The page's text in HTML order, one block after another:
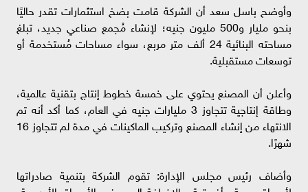
وأوضح باسل سعد أن الشركة قامت بضخ استثمارات تقدر حاليًا
بنحو مليار و500 مليون جنيه؛ لإنشاء مُجمع صناعي جديد، تبلغ
مساحته البنائية 24 ألف متر مربع، سواء مساحات مُستخدمة أو
توسعات مستقبلية.
وأعلن أن المصنع يحتوي على خمسة خطوط إنتاج بتقنية عالمية،
وطاقة إنتاجية تتجاوز 3 مليارات جنيه في العام، كما أكد أنه تم
الانتهاء من إنشاء المصنع وتركيب الماكينات في مدة لم تتجاوز 16
شهرًا.
وأضاف رئيس مجلس الإدارة: تقوم الشركة بتنمية صادراتها